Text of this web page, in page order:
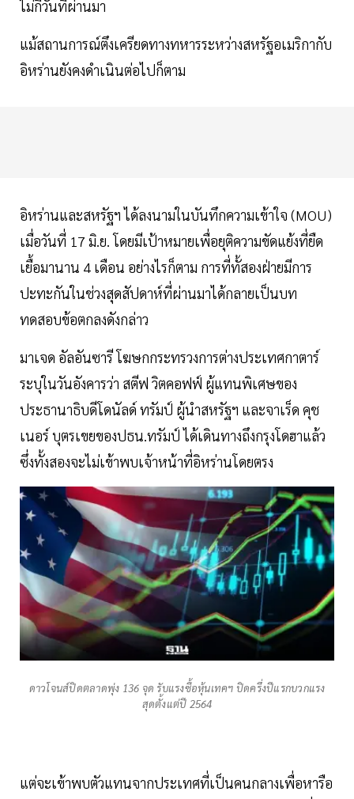
ไม่กี่วันที่ผ่านมา
แม้สถานการณ์ตึงเครียดทางทหารระหว่างสหรัฐอเมริกากับ
อิหร่านยังคงดำเนินต่อไปก็ตาม
อิหร่านและสหรัฐฯ ได้ลงนามในบันทึกความเข้าใจ (MOU)
เมื่อวันที่ 17 มิ.ย. โดยมีเป้าหมายเพื่อยุติความขัดแย้งที่ยืด
เยื้อมานาน 4 เดือน อย่างไรก็ตาม การที่ทั้สองฝ่ายมีการ
ปะทะกันในช่วงสุดสัปดาห์ที่ผ่านมาได้กลายเป็นบท
ทดสอบข้อตกลงดังกล่าว
มาเจด อัลอันซารี โฆษกกระทรวงการต่างประเทศกาตาร์
ระบุในวันอังคารว่า สตีฟ วิตคอฟฟ์ ผู้แทนพิเศษของ
ประธานาธิบดีโดนัลด์ ทรัมป์ ผู้นำสหรัฐฯ และจาเร็ด คุช
เนอร์ บุตรเขยของปธน.ทรัมป์ ได้เดินทางถึงกรุงโดฮาแล้ว
ซึ่งทั้งสองจะไม่เข้าพบเจ้าหน้าที่อิหร่านโดยตรง
ดาวโจนส์ปิดตลาดพุ่ง 136 จุด รับแรงซื้อหุ้นเทคฯ ปิดครึ่งปีแรกบวกแรง
สุดตั้งแต่ปี 2564
แต่จะเข้าพบตัวแทนจากประเทศที่เป็นคนกลางเพื่อหารือ